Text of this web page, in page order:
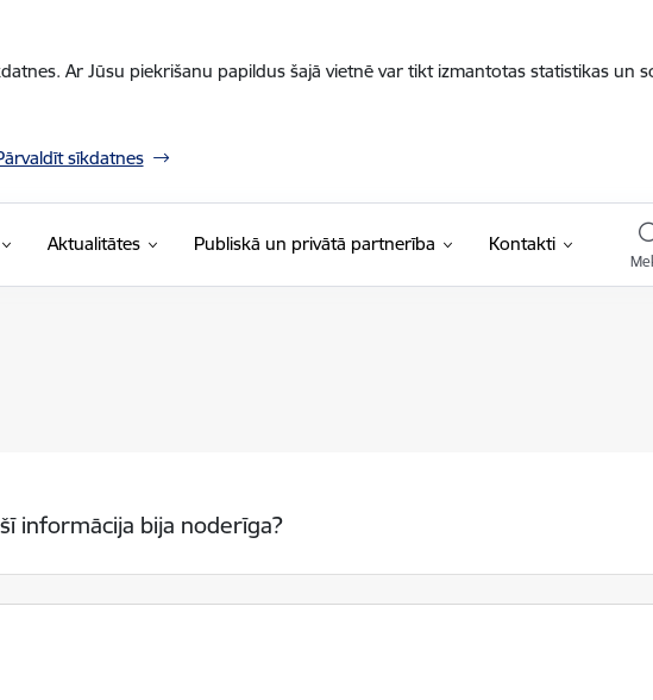
Ar Jūsu piekrišanu papildus šajā vietnē var tikt izmantotas statistikas un
sīkdatnes
Aktualitātes Publiskā un privātā partnerība Kontakti
informācija bija noderīga?